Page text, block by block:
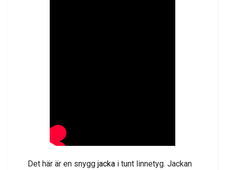
Det här är en snygg jacka i tunt linnetyg. Jackan